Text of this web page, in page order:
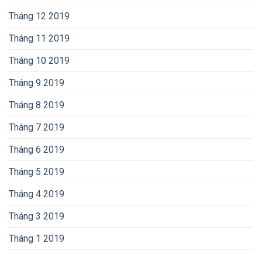
Tháng 12 2019
Tháng 11 2019
Tháng 10 2019
Tháng 9 2019
Tháng 8 2019
Tháng 7 2019
Tháng 6 2019
Tháng 5 2019
Tháng 4 2019
Tháng 3 2019
Tháng 1 2019